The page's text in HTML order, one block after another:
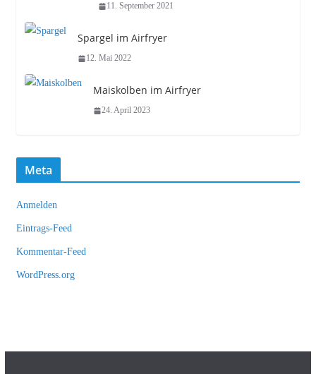
11. September 2021
Spargel im Airfryer
12. Mai 2022
Maiskolben im Airfryer
24. April 2023
Meta
Anmelden
Eintrags-Feed
Kommentar-Feed
WordPress.org